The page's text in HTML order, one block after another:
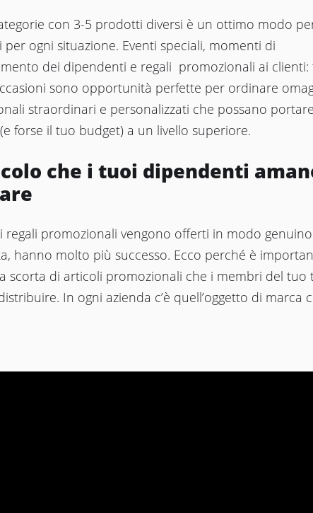
con 3-5 prodotti diversi è un ottimo modo
per ogni situazione. Eventi speciali, momenti di
dei dipendenti e regali promozionali ai clienti:
sono opportunità perfette per ordinare
straordinari e personalizzati che possano
forse il tuo budget) a un livello superiore.
che i tuoi dipendenti
regali promozionali vengono offerti in modo
hanno molto più successo. Ecco perché è
scorta di articoli promozionali che i membri del tuo
In ogni azienda c’è quell’oggetto di marca